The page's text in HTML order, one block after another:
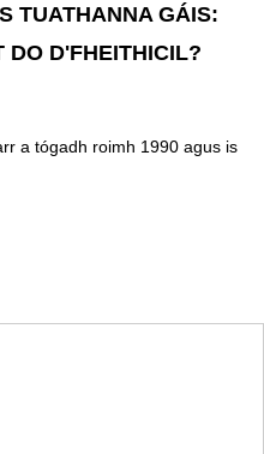
TUATHANNA GÁIS:
DO D'FHEITHICIL?
a tógadh roimh 1990 agus is